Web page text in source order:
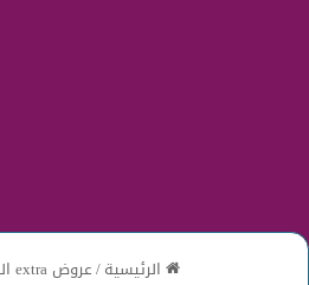
الرئيسية/عروض extra السعودية اليوم